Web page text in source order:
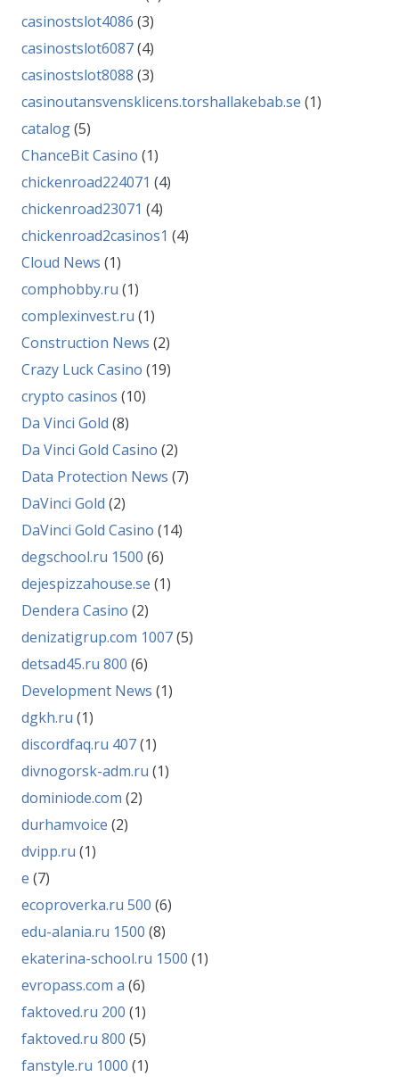
casinostslot4086 (3)
casinostslot6087(4)
casinostslot8088 (3)
casinoutansvensklicens.torshallakebab.se (1)
catalog(5)
ChanceBit Casino (1)
chickenroad224071 (4)
chickenroad23071 (4)
chickenroad2casinos1 (4)
Cloud News (1)
comphobby.ru (1)
complexinvest.ru (1)
Construction News (2)
Crazy Luck Casino (19)
crypto casinos (10)
Da Vinci Gold (8)
Da Vinci Gold Casino (2)
Data Protection News (7)
DaVinci Gold (2)
DaVinci Gold Casino (14)
degschool.ru 1500 (6)
dejespizzahouse.se (1)
Dendera Casino (2)
denizatigrup.com 1007(5)
detsad45.ru 800 (6)
Development News (1)
dgkh.ru (1)
discordfaq.ru 407(1)
divnogorsk-adm.ru (1)
dominiode.com (2)
durhamvoice (2)
dvipp.ru (1)
e (7)
ecoproverka.ru 500 (6)
edu-alania.ru 1500 (8)
ekaterina-school.ru 1500 (1)
evropass.com a (6)
faktoved.ru 200 (1)
faktoved.ru 800 (5)
fanstyle.ru 1000 (1)